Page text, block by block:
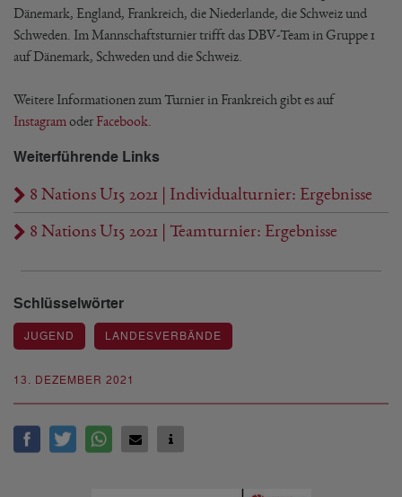
13. DEZEMBER 2021
Dänemark, England, Frankreich, die Niederlande, die Schweiz und
Schweden. Im Mannschaftsturnier trifft das DBV-Team in Gruppe 1
auf Dänemark, Schweden und die Schweiz.
Weitere Informationen zum Turnier in Frankreich gibt es auf
Instagram oder Facebook
Weiterführende Links
8 Nations U15 2021 | Individualturnier: Ergebnisse
8 Nations U15 2021 | Teamturnier: Ergebnisse
Schlüsselwörter
JUGEND LANDESVERBÄNDE